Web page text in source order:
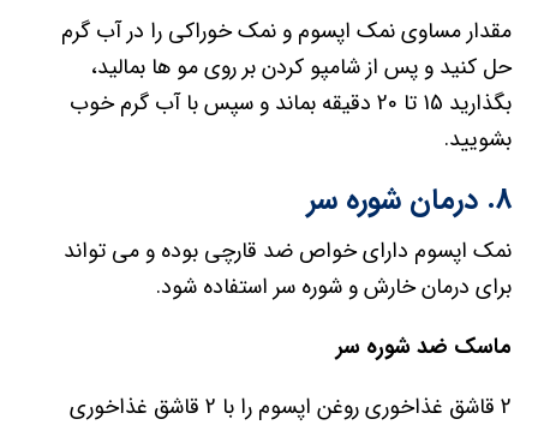
مقدار مساوی نمک اپسوم و نمک خوراکی را در آب گرم
حل کنید و پس از شامپو کردن بر روی مو ها بمالید،
بگذارید 15 تا 20 دقیقه بماند و سپس با آب گرم خوب
بشویید.
8. درمان شوره سر
نمک اپسوم دارای خواص ضد قارچی بوده و می تواند
برای درمان خارش و شوره سر استفاده شود.
ماسک ضد شوره سر
2 قاشق غذاخوری روغن اپسوم را با 2 قاشق غذاخوری